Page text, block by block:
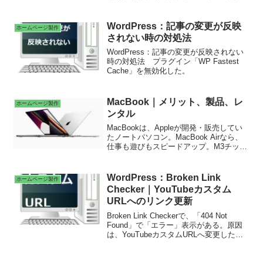
ダ内にあるファイルを削除してから移行
作業をする。
ホームページ製作
WordPress：記事の変更が反映
されない時の対処法
WordPress：記事の変更が反映されない
時の対処法 プラグイン「WP Fastest
Cache」を無効化した。
ホームページ製作
MacBook｜メリット、製品、レ
ンタル
MacBookは、Appleが開発・販売してい
たノートパソコン。MacBook Airなら、
仕事も遊びもスピードアップ。M3チップ
品は、iPhone、iPad、Mac、Apple
Watch、HomePod、AirPods、Apple
Vision Pro。2021年時点で、パソコン販
売台数は世界第4位、スマートフォン出荷
台数は世界第4位。
ホームページ製作
WordPress：Broken Link
Checker｜YouTubeカスタム
URLへのリンク更新
Broken Link Checkerで、「404 Not
Found」で「エラー」表示がある。原因
は、YouTubeカスタムURLへ変更したた